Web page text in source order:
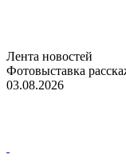
Лента новостей
Фотовыставка
03.08.2026